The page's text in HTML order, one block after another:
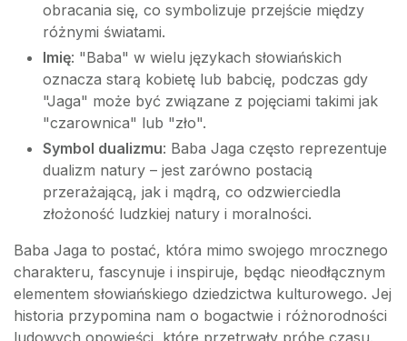
obracania się, co symbolizuje przejście między
różnymi światami.
Imię: "Baba" w wielu językach słowiańskich
oznacza starą kobietę lub babcię, podczas gdy
"Jaga" może być związane z pojęciami takimi jak
"czarownica" lub "zło".
Symbol dualizmu: Baba Jaga często reprezentuje
dualizm natury – jest zarówno postacią
przerażającą, jak i mądrą, co odzwierciedla
złożoność ludzkiej natury i moralności.
Baba Jaga to postać, która mimo swojego mrocznego
charakteru, fascynuje i inspiruje, będąc nieodłącznym
elementem słowiańskiego dziedzictwa kulturowego. Jej
historia przypomina nam o bogactwie i różnorodności